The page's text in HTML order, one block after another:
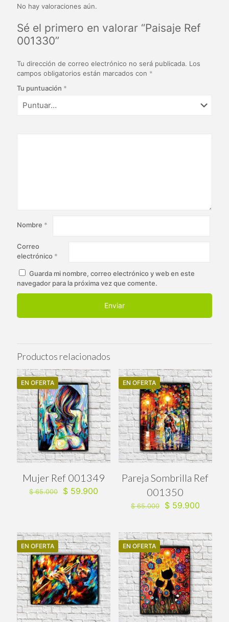
No hay valoraciones aún.
Sé el primero en valorar “Paisaje Ref
001330”
Tu dirección de correo electrónico no será publicada. Los
campos obligatorios están marcados con *
Tu puntuación *
Nombre *
Correo
electrónico *
Guarda mi nombre, correo electrónico y web en este
navegador para la próxima vez que comente.
Productos relacionados
EN OFERTA
Mujer Ref 001349
$65.000
El
$ 59.900
EN OFERTA
Pareja Sombrilla Ref
001350
$65.000
El
era:
$ 65.000.
$59.900El
es:
$
EN OFERTA EN OFERTA